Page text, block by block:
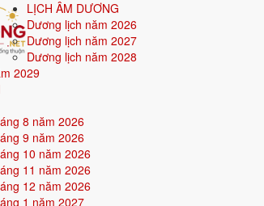
LỊCH ÂM DƯƠNG
Dương lịch năm 2026
Dương lịch năm 2027
Dương lịch năm 2028
2029
8 năm 2026
9 năm 2026
10 năm 2026
11 năm 2026
12 năm 2026
1 năm 2027
1999mệnh gì? Kỷ Mão Thành Đầu
năm 1999là tuổi